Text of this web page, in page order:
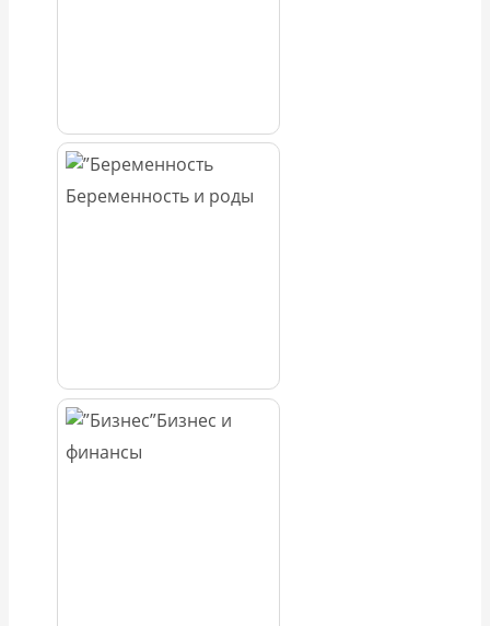
Беременность и роды
Бизнес и
финансы